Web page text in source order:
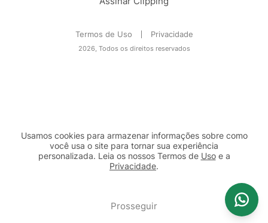
Termos de Uso Privacidade
2026, Todos os direitos reservados
Usamos cookies para armazenar informações sobre como
você usa o site para tornar sua experiência
personalizada. Leia os nossos Termos de Usoe a
Privacidade.
Prosseguir